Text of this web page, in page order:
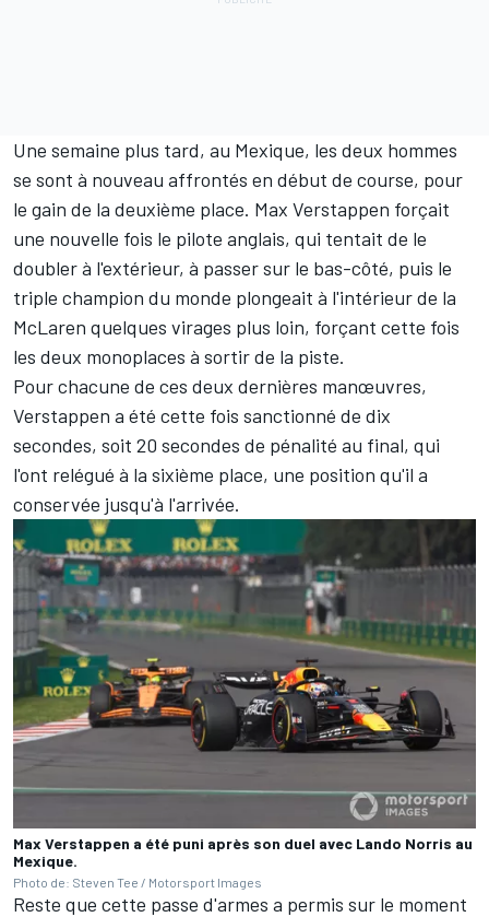
Une semaine plus tard, au Mexique, les deux hommes
se sont à nouveau affrontés en début de course, pour
le gain de la deuxième place. Max Verstappen forçait
une nouvelle fois le pilote anglais, qui tentait de le
doubler à l'extérieur, à passer sur le bas-côté, puis le
triple champion du monde plongeait à l'intérieur de la
McLaren quelques virages plus loin, forçant cette fois
les deux monoplaces à sortir de la piste.
Pour chacune de ces deux dernières manœuvres,
Verstappen a été cette fois sanctionné de dix
secondes, soit 20 secondes de pénalité au final, qui
l'ont relégué à la sixième place, une position qu'il a
conservée jusqu'à l'arrivée.
Max Verstappen a été puni après son duel avec Lando Norris au
Mexique.
Photo de: Steven Tee / Motorsport Images
Reste que cette passe d'armes a permis sur le moment